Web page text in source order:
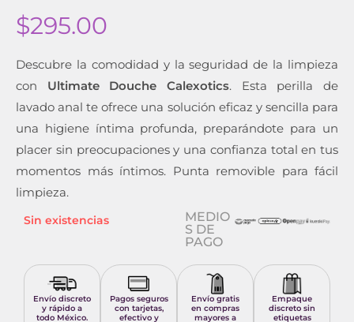
$295.00
Descubre la comodidad y la seguridad de la limpieza
con Ultimate Douche Calexotics. Esta perilla de
lavado anal te ofrece una solución eficaz y sencilla para
una higiene íntima profunda, preparándote para un
placer sin preocupaciones y una confianza total en tus
momentos más íntimos. Punta removible para fácil
limpieza.
Sin existencias
MEDIO
S DE
PAGO
Envío discreto
y rápido a
todo México.
Pagos seguros
con tarjetas,
efectivo y
Envío gratis
en compras
mayores a
Empaque
discreto sin
etiquetas